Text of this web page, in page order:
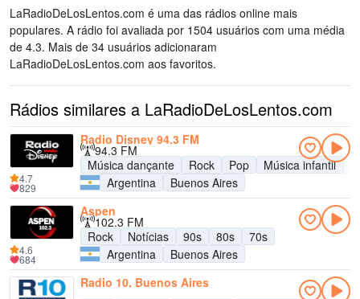
LaRadioDeLosLentos.com é uma das rádios online mais
populares. A rádio foi avaliada por 1504 usuários com uma média
de 4.3. Mais de 34 usuários adicionaram
LaRadioDeLosLentos.com aos favoritos.
Rádios similares a LaRadioDeLosLentos.com
Radio Disney 94.3 FM
94.3 FM
Música dançante
Rock Pop Música infantil
Argentina
Buenos Aires
4.7
829
Aspen
102.3 FM
Rock
Notícias 90s 80s
70s
Argentina
Buenos Aires
4.6
684
Radio 10, Buenos Aires